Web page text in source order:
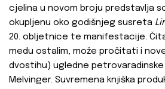
cjelina u novom broju predstavlja
okupljenu oko godišnjeg susreta
20. obljetnice te manifestacije.
medu ostalim, može pročitati i
dvostihu) ugledne petrovaradinske
Melvinger. Suvremena knjiška